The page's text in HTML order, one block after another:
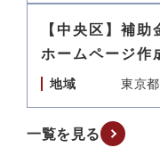
【中央区】補
ホームページ作
地域 東京都
一覧を見る